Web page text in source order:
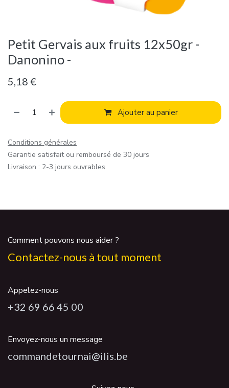
Petit Gervais aux fruits 12x50gr -
Danonino -
5,18 €
Ajouter au panier
Conditions générales
Garantie satisfait ou remboursé de 30 jours
Livraison : 2-3 jours ouvrables
Comment pouvons nous aider ?
Contactez-nous à tout moment
Appelez-nous
+32 69 66 45 00
Envoyez-nous un message
commandetournai@ilis.be